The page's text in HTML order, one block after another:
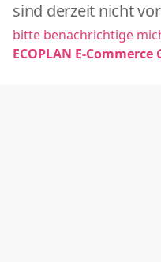
sind derzeit nicht
bitte benachrichtige
ECOPLAN E-Commerce